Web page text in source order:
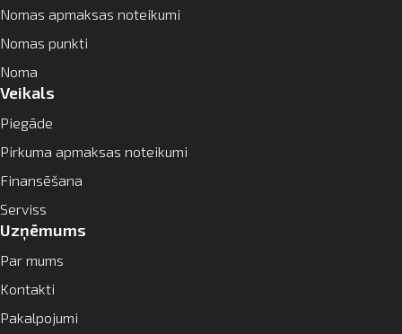
Nomas apmaksas noteikumi
Nomas punkti
Noma
Veikals
Piegāde
Pirkuma apmaksas noteikumi
Finansēšana
Serviss
Uzņēmums
Par mums
Kontakti
Pakalpojumi